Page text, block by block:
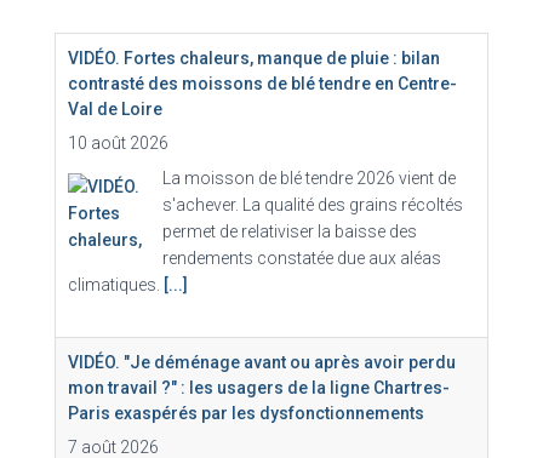
VIDÉO. Fortes chaleurs, manque de pluie : bilan
contrasté des moissons de blé tendre en Centre-
Val de Loire
10 août 2026
La moisson de blé tendre 2026 vient de
s'achever. La qualité des grains récoltés
permet de relativiser la baisse des
rendements constatée due aux aléas
climatiques.
[...]
VIDÉO. "Je déménage avant ou après avoir perdu
mon travail ?" : les usagers de la ligne Chartres-
Paris exaspérés par les dysfonctionnements
7 août 2026